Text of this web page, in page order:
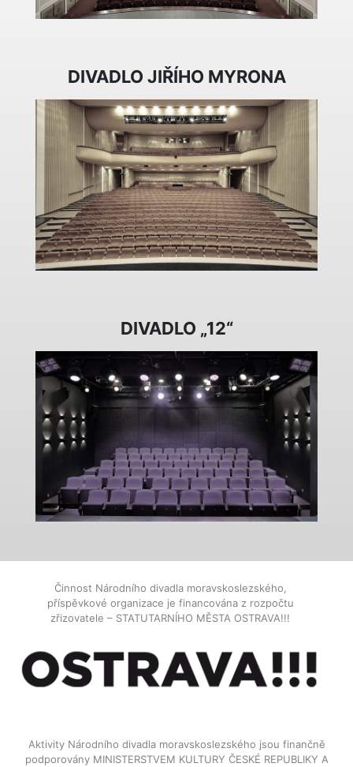
DIVADLO JIŘÍHO MYRONA
DIVADLO „12“
Činnost Národního divadla moravskoslezského,
příspěvkové organizace je financována z rozpočtu
zřizovatele – STATUTARNÍHO MĚSTA OSTRAVA!!!
Aktivity Národního divadla moravskoslezského jsou finančně
podporovány MINISTERSTVEM KULTURY ČESKÉ REPUBLIKY A